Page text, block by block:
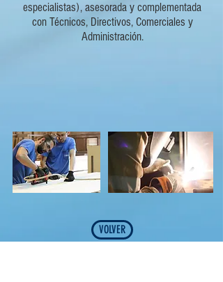
especialistas), asesorada y complementada
con Técnicos, Directivos, Comerciales y
Administración.
VOLVER